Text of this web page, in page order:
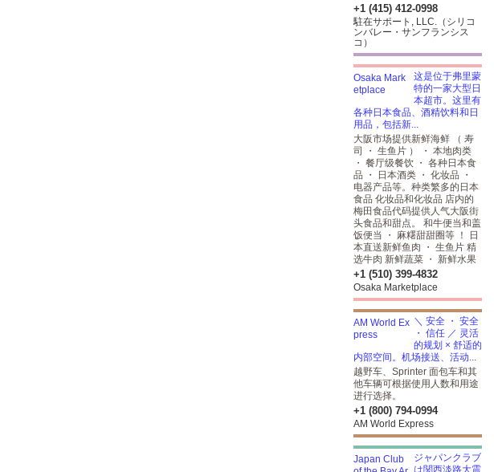
+1 (415) 412-0998
駐在サポート, LLC.（シリコ
ンバレー・サンフランシス
コ）
这是位于弗里蒙
特的一家大型日
本超市。这里有
各种日本食品、酒精饮料和日
用品，包括新...
大阪市场提供新鲜海鲜 （ 寿
司 ・ 生鱼片 ） ・ 本地肉类
・ 餐厅级餐饮 ・ 各种日本食
品 ・ 日本酒类 ・ 化妆品 ・
电器产品等。种类繁多的日本
食品 化妆品和化妆品 店内的
梅田食品代码提供人气大阪街
头食品和甜点。 和牛便当和盖
饭便当 ・ 麻糬甜甜圈等 ！ 日
本直送新鲜鱼肉 ・ 生鱼片 精
选牛肉 新鲜蔬菜 ・ 新鲜水果
+1 (510) 399-4832
Osaka Marketplace
＼ 安全 ・ 安全
・ 信任 ／ 灵活
的规划 × 舒适的
内部空间。机场接送、活动...
越野车、Sprinter 面包车和其
他车辆可根据使用人数和用途
进行选择。
+1 (800) 794-0994
AM World Express
ジャパンクラブ
は関西淡路大震